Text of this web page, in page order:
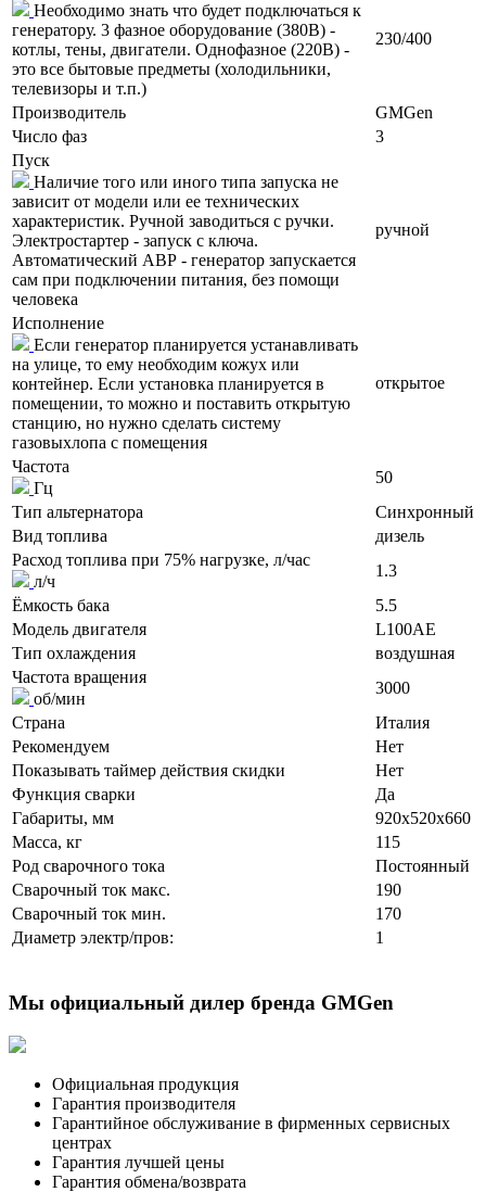
Необходимо знать что будет подключаться к
генератору. 3 фазное оборудование (380В) -
котлы, тены, двигатели. Однофазное (220В) -
это все бытовые предметы (холодильники,
телевизоры и т.п.)
230/400
Производитель
GMGen
Число фаз
3
Пуск
Наличие того или иного типа запуска не
зависит от модели или ее технических
характеристик. Ручной заводиться с ручки.
Электростартер - запуск с ключа.
Автоматический АВР - генератор запускается
сам при подключении питания, без помощи
человека
ручной
Исполнение
Если генератор планируется устанавливать
на улице, то ему необходим кожух или
контейнер. Если установка планируется в
помещении, то можно и поставить открытую
станцию, но нужно сделать систему
газовыхлопа с помещения
открытое
Частота
Гц
50
Тип альтернатора
Синхронный
Вид топлива
дизель
Расход топлива при 75% нагрузке, л/час
л/ч
1.3
Ёмкость бака
5.5
Модель двигателя
L100AE
Тип охлаждения
воздушная
Частота вращения
об/мин
3000
Страна
Италия
Рекомендуем
Нет
Показывать таймер действия скидки
Нет
Функция сварки
Да
Габариты, мм
920x520x660
Масса, кг
115
Род сварочного тока
Постоянный
Сварочный ток макс.
190
Сварочный ток мин.
170
Диаметр электр/пров:
1
Мы официальный дилер бренда GMGen
Официальная продукция
Гарантия производителя
Гарантийное обслуживание в фирменных сервисных
центрах
Гарантия лучшей цены
Гарантия обмена/возврата